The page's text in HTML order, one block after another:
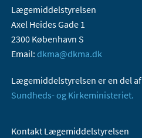
Lægemiddelstyrelsen
Axel Heides Gade 1
2300 København S
Email: dkma@dkma.dk
Lægemiddelstyrelsen er en del af
Sundheds- og Kirkeministeriet.
Kontakt Lægemiddelstyrelsen